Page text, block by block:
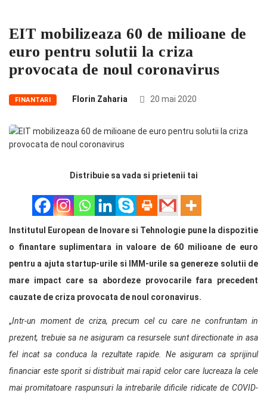
EIT mobilizeaza 60 de milioane de
euro pentru solutii la criza
provocata de noul coronavirus
FINANTARI Florin Zaharia 20 mai 2020
Distribuie sa vada si prietenii tai
Institutul European de Inovare si Tehnologie pune la dispozitie
o finantare suplimentara in valoare de 60 milioane de euro
pentru a ajuta startup-urile si IMM-urile sa genereze solutii de
mare impact care sa abordeze provocarile fara precedent
cauzate de criza provocata de noul coronavirus.
„Intr-un moment de criza, precum cel cu care ne confruntam in
prezent, trebuie sa ne asiguram ca resursele sunt directionate in asa
fel incat sa conduca la rezultate rapide. Ne asiguram ca sprijinul
financiar este sporit si distribuit mai rapid celor care lucreaza la cele
mai promitatoare raspunsuri la intrebarile dificile ridicate de COVID-